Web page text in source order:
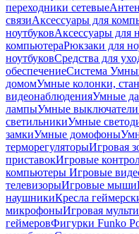
переходники сетевые
связиАксессуары для
ноутбуковАксессуары для
компьютераРюкзаки для
ноутбуковСредства для
обеспечениеСистема
домомУмные колонки,
видеонаблюденияУмные
лампыУмные выключатели
светильникиУмные
замкиУмные домофоны
терморегуляторыИгровая
приставокИгровые
компьютеры Игровые
телевизорыИгровые мыши
наушникиКресла
микрофоныИгровая
геймеровФигурки Funko